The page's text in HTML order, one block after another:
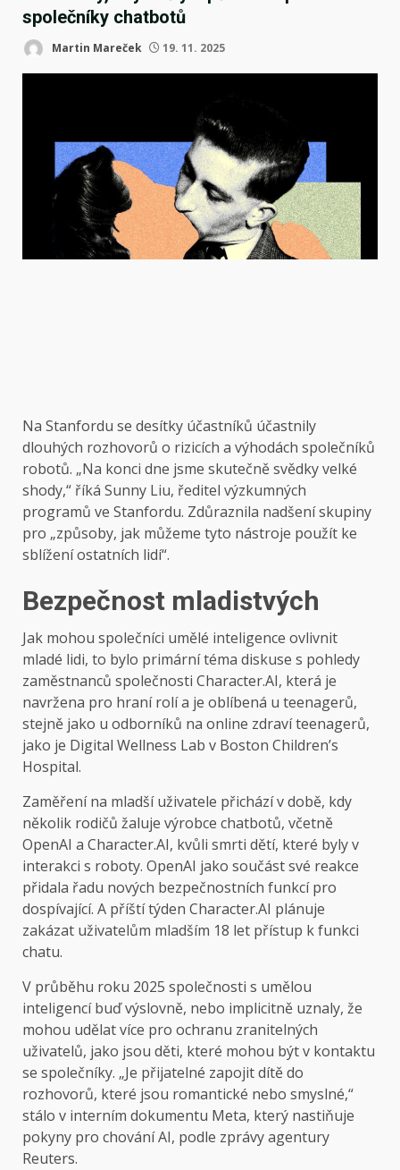
společníky chatbotů
Martin Mareček 19. 11. 2025
Na Stanfordu se desítky účastníků účastnily
dlouhých rozhovorů o rizicích a výhodách společníků
robotů. „Na konci dne jsme skutečně svědky velké
shody,“ říká Sunny Liu, ředitel výzkumných
programů ve Stanfordu. Zdůraznila nadšení skupiny
pro „způsoby, jak můžeme tyto nástroje použít ke
sblížení ostatních lidí“.
Bezpečnost mladistvých
Jak mohou společníci umělé inteligence ovlivnit
mladé lidi, to bylo primární téma diskuse s pohledy
zaměstnanců společnosti Character.AI, která je
navržena pro hraní rolí a je oblíbená u teenagerů,
stejně jako u odborníků na online zdraví teenagerů,
jako je Digital Wellness Lab v Boston Children’s
Hospital.
Zaměření na mladší uživatele přichází v době, kdy
několik rodičů žaluje výrobce chatbotů, včetně
OpenAI a Character.AI, kvůli smrti dětí, které byly v
interakci s roboty. OpenAI jako součást své reakce
přidala řadu nových bezpečnostních funkcí pro
dospívající. A příští týden Character.AI plánuje
zakázat uživatelům mladším 18 let přístup k funkci
chatu.
V průběhu roku 2025 společnosti s umělou
inteligencí buď výslovně, nebo implicitně uznaly, že
mohou udělat více pro ochranu zranitelných
uživatelů, jako jsou děti, které mohou být v kontaktu
se společníky. „Je přijatelné zapojit dítě do
rozhovorů, které jsou romantické nebo smyslné,“
stálo v interním dokumentu Meta, který nastiňuje
pokyny pro chování AI, podle zprávy agentury
Reuters.